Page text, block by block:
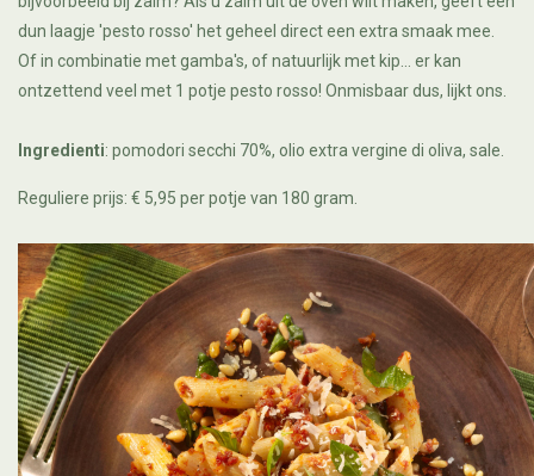
dun laagje 'pesto rosso' het geheel direct een extra smaak mee.
Of in combinatie met gamba's, of natuurlijk met kip... er kan
ontzettend veel met 1 potje pesto rosso! Onmisbaar dus, lijkt ons.
Ingredienti: pomodori secchi 70%, olio extra vergine di oliva, sale.
Reguliere prijs: € 5,95 per potje van 180 gram.